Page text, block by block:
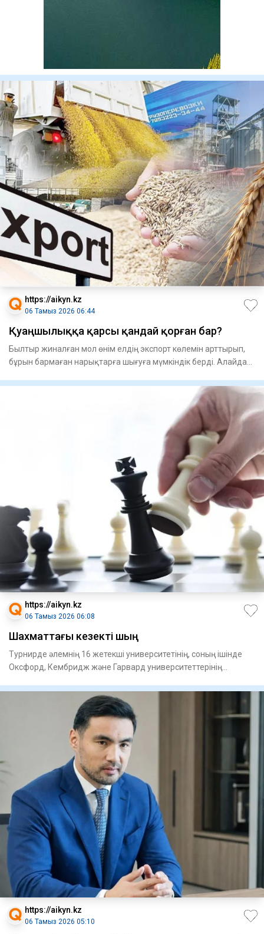
https://aikyn.kz
06 Тамыз 2026 06:44
Қуаңшылыққа қарсы қандай қорған бар?
Былтыр жиналған мол өнім елдің экспорт көлемін арттырып,
бұрын бармаған нарықтарға шығуға мүмкіндік берді. Алайда
https://aikyn.kz
06 Тамыз 2026 06:08
Шахматтағы кезекті шың
Турнирде әлемнің 16 жетекші университетінің, соның ішінде
Оксфорд, Кембридж және Гарвард университеттерінің
https://aikyn.kz
06 Тамыз 2026 05:10